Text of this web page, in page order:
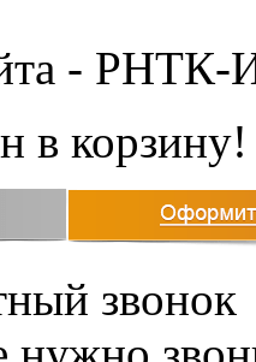
- РНТК-
в корзину!
звонок